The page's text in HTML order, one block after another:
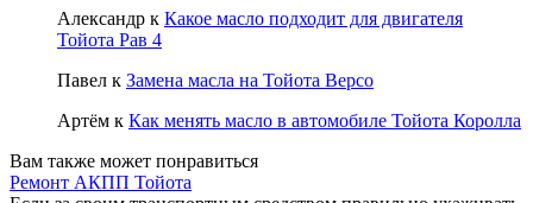
Александр к Какое масло подходит для двигателя
Тойота Рав 4
Павел к Замена масла на Тойота Версо
Артём к Как менять масло в автомобиле Тойота Королла
Вам также может понравиться
Ремонт АКПП Тойота